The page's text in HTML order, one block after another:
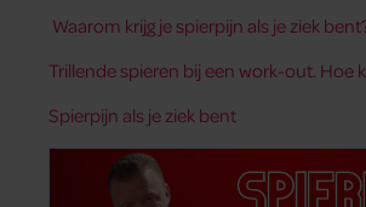
Waarom krijg je spierpijn als je ziek
Trillende spieren bij een work-out. Hoe
Spierpijn als je ziek bent